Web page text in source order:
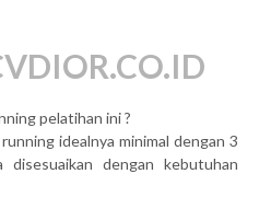
pelatihan ini ?
idealnya minimal dengan 3
dengan kebutuhan